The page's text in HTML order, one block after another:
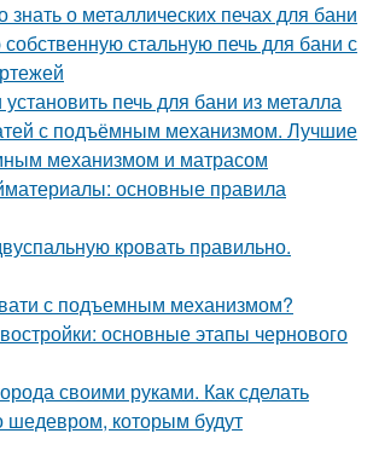
знать о металлических печах для бани
стальную печь для бани с
печь для бани из металла
с подъёмным механизмом. Лучшие
механизмом и матрасом
основные правила
кровать правильно.
с подъемным механизмом?
основные этапы чернового
своими руками. Как сделать
шедевром, которым будут